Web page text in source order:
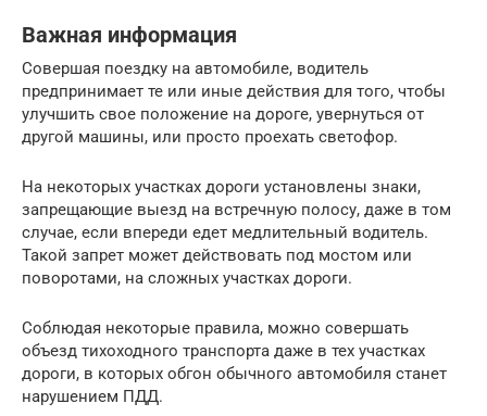
Важная информация
Совершая поездку на автомобиле, водитель
предпринимает те или иные действия для того, чтобы
улучшить свое положение на дороге, увернуться от
другой машины, или просто проехать светофор.
На некоторых участках дороги установлены знаки,
запрещающие выезд на встречную полосу, даже в том
случае, если впереди едет медлительный водитель.
Такой запрет может действовать под мостом или
поворотами, на сложных участках дороги.
Соблюдая некоторые правила, можно совершать
объезд тихоходного транспорта даже в тех участках
дороги, в которых обгон обычного автомобиля станет
нарушением ПДД.